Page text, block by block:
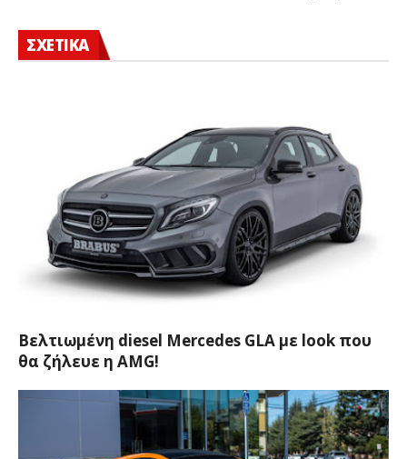
ΣΧΕΤΙΚΑ
Βελτιωμένη diesel Mercedes GLA με look που
θα ζήλευε η AMG!